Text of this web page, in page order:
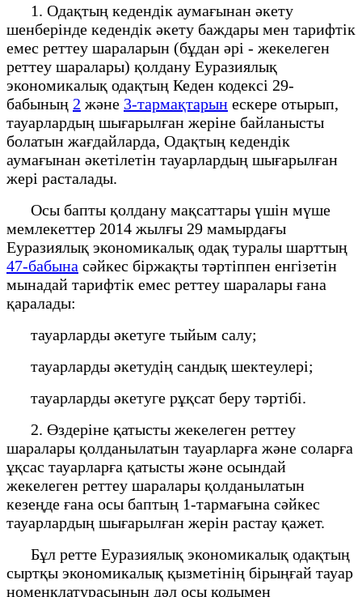
1. Одақтың кедендік аумағынан әкету
шенберінде кедендік әкету баждары мен тарифтік
емес реттеу шараларын (бұдан әрі - жекелеген
реттеу шаралары) қолдану Еуразиялық
экономикалық одақтың Кеден кодексі 29-
бабының 2 және 3-тармақтарын ескере отырып,
тауарлардың шығарылған жеріне байланысты
болатын жағдайларда, Одақтың кедендік
аумағынан әкетілетін тауарлардың шығарылған
жері расталады.
Осы бапты қолдану мақсаттары үшін мүше
мемлекеттер 2014 жылғы 29 мамырдағы
Еуразиялық экономикалық одақ туралы шарттың
47-бабына сәйкес біржақты тәртіппен енгізетін
мынадай тарифтік емес реттеу шаралары ғана
қаралады:
тауарларды әкетуге тыйым салу;
тауарларды әкетудің сандық шектеулері;
тауарларды әкетуге рұқсат беру тәртібі.
2. Өздеріне қатысты жекелеген реттеу
шаралары қолданылатын тауарларға және соларға
ұқсас тауарларға қатысты және осындай
жекелеген реттеу шаралары қолданылатын
кезеңде ғана осы баптың 1-тармағына сәйкес
тауарлардың шығарылған жерін растау қажет.
Бұл ретте Еуразиялық экономикалық одақтың
сыртқы экономикалық қызметінің бірыңғай тауар
номенклатурасының дәл осы кодымен